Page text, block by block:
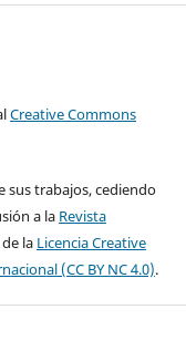
Creative Commons
sus trabajos, cediendo
a la Revista
la Licencia Creative
(CC BY NC 4.0).